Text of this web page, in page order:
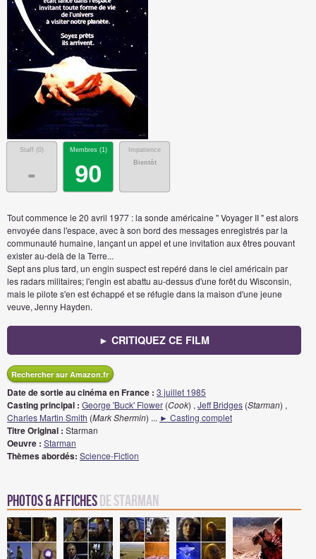
Staff (0)
-
Membres (1)
90
Impatience
Bientôt
Tout commence le 20 avril 1977 : la sonde américaine " Voyager II " est alors
envoyée dans l'espace, avec à son bord des messages enregistrés par la
communauté humaine, lançant un appel et une invitation aux êtres pouvant
exister au-delà de la Terre...
Sept ans plus tard, un engin suspect est repéré dans le ciel américain par
les radars militaires; l'engin est abattu au-dessus d'une forêt du Wisconsin,
mais le pilote s'en est échappé et se réfugie dans la maison d'une jeune
veuve, Jenny Hayden.
► CRITIQUEZ CE FILM
Rechercher sur Amazon.fr
Date de sortie au cinéma en France : 3 juillet 1985
Casting principal : George 'Buck' Flower (Cook) , Jeff Bridges (Starman) ,
Charles Martin Smith (Mark Shermin) ... ► Casting complet
Titre Original : Starman
Oeuvre : Starman
Thèmes abordés: Science-Fiction
Photos & Affichesde Starman